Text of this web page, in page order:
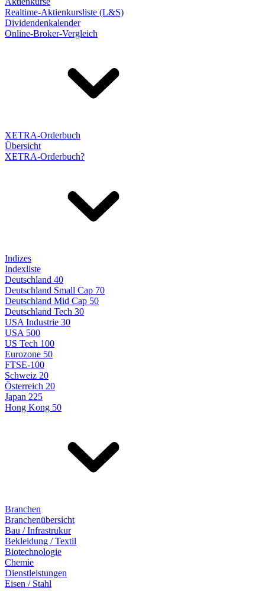
Realtime-Aktienkursliste (L&S)
Dividendenkalender
Online-Broker-Vergleich
XETRA-Orderbuch
Übersicht
XETRA-Orderbuch?
Indizes
Indexliste
Deutschland 40
Deutschland Small Cap 70
Deutschland Mid Cap 50
Deutschland Tech 30
USA Industrie 30
USA 500
US Tech 100
Eurozone 50
FTSE-100
Schweiz 20
Österreich 20
Japan 225
Hong Kong 50
Branchen
Branchenübersicht
Bau / Infrastrukur
Bekleidung / Textil
Biotechnologie
Chemie
Dienstleistungen
Eisen / Stahl